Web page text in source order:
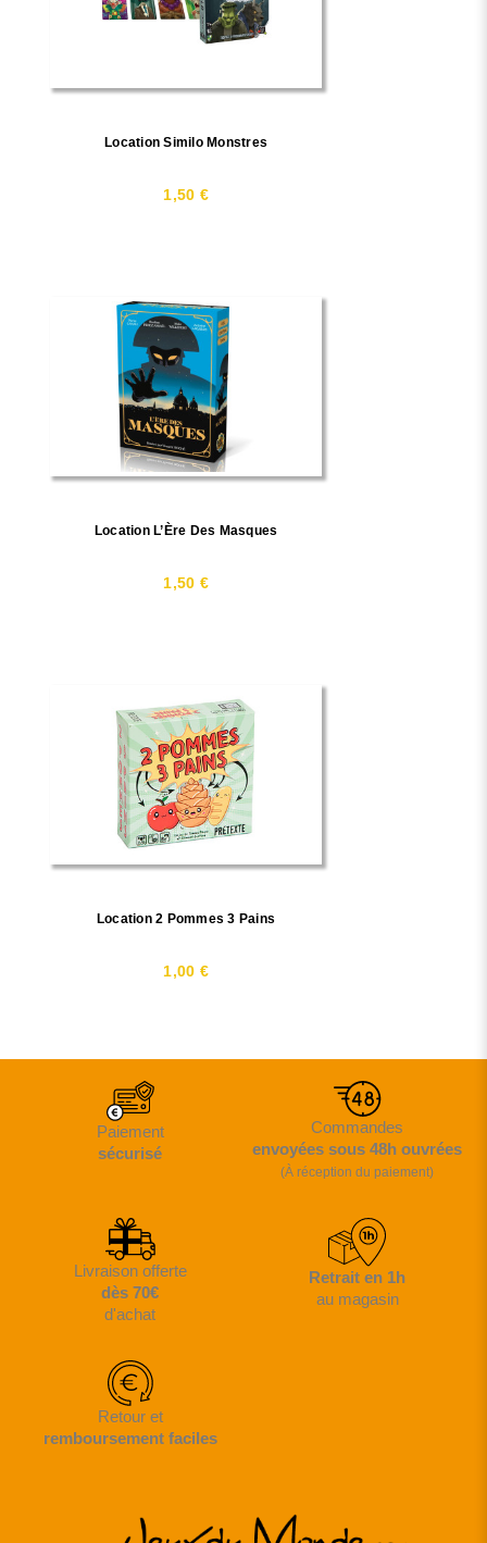
Location Similo Monstres
1,50 €
Location L’Ère Des Masques
1,50 €
Location 2 Pommes 3 Pains
1,00 €
Paiement
sécurisé
Commandes
envoyées sous 48h ouvrées
(À réception du paiement)
Livraison offerte
dès 70€
d'achat
Retrait en 1h
au magasin
Retour et
remboursement faciles